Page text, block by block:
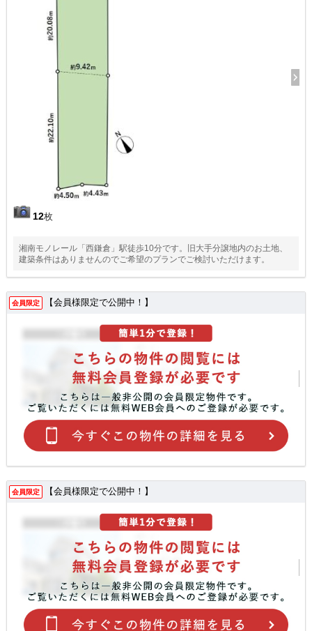
12枚
湘南モノレール「西鎌倉」駅徒歩10分です。旧大手分譲地内のお土地、
建築条件はありませんのでご希望のプランでご検討いただけます。
会員限定 【会員様限定で公開中！】
会員限定 【会員様限定で公開中！】